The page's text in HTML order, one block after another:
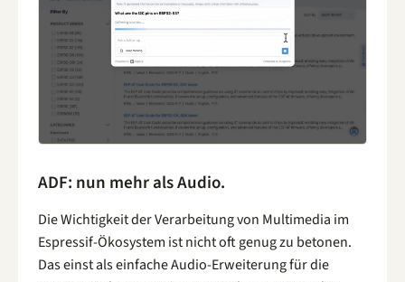
ADF: nun mehr als Audio.
Die Wichtigkeit der Verarbeitung von Multimedia im
Espressif-Ökosystem ist nicht oft genug zu betonen.
Das einst als einfache Audio-Erweiterung für die